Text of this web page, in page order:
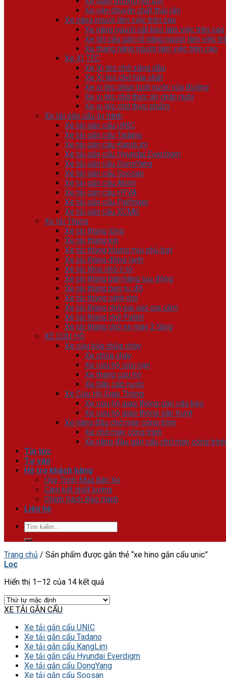
Xe vận chuyển chất thải rắn
Xe nâng người làm việc trên cao
Xe nâng người cắt kéo làm việc trên cao
Xe tải cẩu gắn rổ nâng người làm việc
Xe thang nâng người làm việc trên cao
Xe XI TÉC
Xe Xi téc chở xăng dầu
Xe Xi tec chở hóa chất
Xe xi téc phun tưới nước rửa đường
Xe xi téc chở thức ăn chăn nuôi
Xe xi téc chở thực phẩm
Xe tải gắn cẩu tự hành
Xe tải gắn cẩu UNIC
Xe tải gắn cẩu Tadano
Xe tải gắn cẩu KangLim
Xe tải gắn cẩu Hyundai Everdigm
Xe tải gắn cẩu DongYang
Xe tải gắn cẩu Soosan
Xe tải gắn cẩu Atom
Xe tải gắn cẩu HYVA
Xe tải gắn cẩu Palfinger
Xe tải gắn cẩu XCMG
Xe tải Thùng
Xe tải thùng lửng
Xe tải thùng kín
Xe tải thùng khung mui phủ bạt
Xe tải thùng đông lạnh
Xe tải lồng chở ô tô
Xe tải thùng bán hàng lưu động
Xe tải thùng ben tự đổ
Xe tải thùng cánh dơi
Xe tải thùng chở gia súc gia cầm
Xe tải thùng chở Pallet
Xe tải thùng chở xe máy 2 tầng
XE CỨU HỘ
Xe cứu hỏa chữa cháy
Xe chữa cháy
Xe cứu hộ cứu nạn
Xe thang cứu hộ
Xe tiếp cấp nước
Xe Cứu Hộ Giao Thông
Xe cứu hộ giao thông gắn cẩu kéo
Xe cứu hộ giao thông sàn trượt
Xe nâng đầu chở máy công trình
Xe chở máy công trình
Xe nâng đầu gắn cẩu chở máy công trình
Tin tức
Tư vấn
Hỗ trợ khách hàng
Quy Trình Mua Bán Xe
Cam kết chất lượng
Chính Sách Bảo Hành
Liên hệ
Tìm
kiếm:
Trang chủ / Sản phẩm được gắn thẻ “xe hino gắn cẩu unic”
Lọc
Hiển thị 1–12 của 14 kết quả
XE TẢI GẮN CẨU
Xe tải gắn cẩu UNIC
Xe tải gắn cẩu Tadano
Xe tải gắn cẩu KangLim
Xe tải gắn cẩu Hyundai Everdigm
Xe tải gắn cẩu DongYang
Xe tải gắn cẩu Soosan